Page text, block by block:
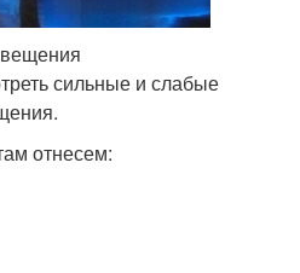
сильные и слабые
отнесем: